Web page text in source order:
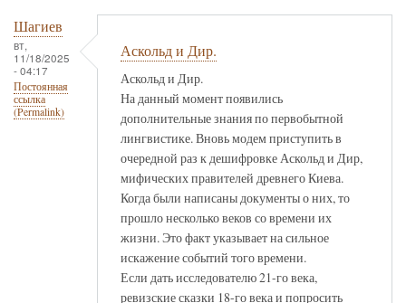
Шагиев
вт,
11/18/2025
- 04:17
Постоянная
ссылка
(Permalink)
Аскольд и Дир.
Аскольд и Дир.
На данный момент появились
дополнительные знания по первобытной
лингвистике. Вновь модем приступить в
очередной раз к дешифровке Аскольд и Дир,
мифических правителей древнего Киева.
Когда были написаны документы о них, то
прошло несколько веков со времени их
жизни. Это факт указывает на сильное
искажение событий того времени.
Если дать исследователю 21-го века,
ревизские сказки 18-го века и попросить